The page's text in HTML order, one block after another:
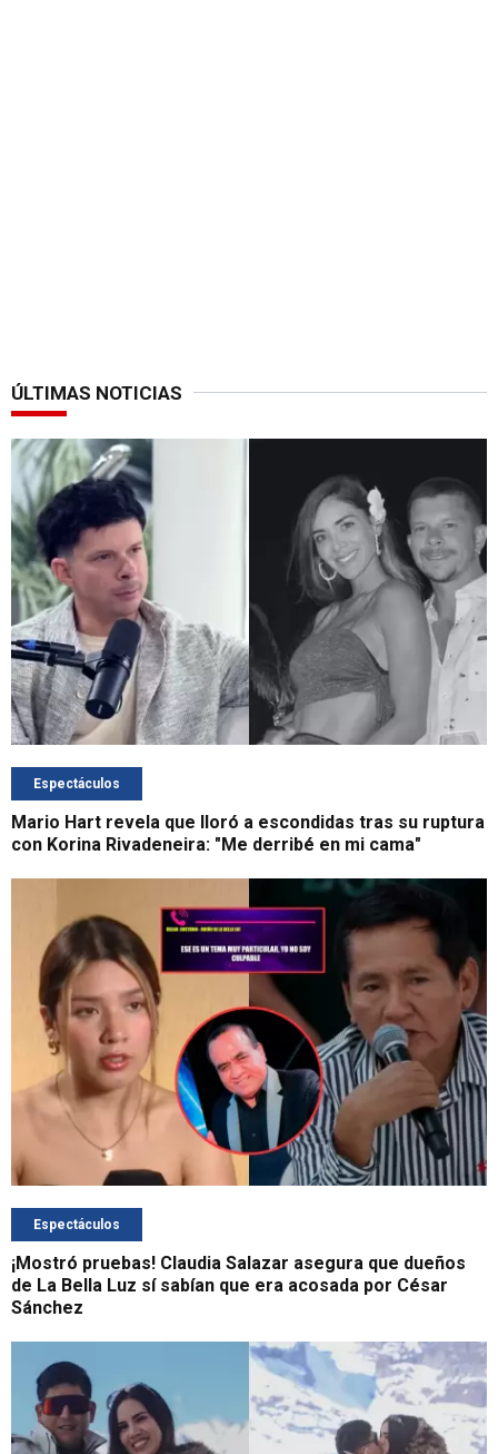
ÚLTIMAS NOTICIAS
Espectáculos
Mario Hart revela que lloró a escondidas tras su ruptura
con Korina Rivadeneira: "Me derribé en mi cama"
Espectáculos
¡Mostró pruebas! Claudia Salazar asegura que dueños
de La Bella Luz sí sabían que era acosada por César
Sánchez